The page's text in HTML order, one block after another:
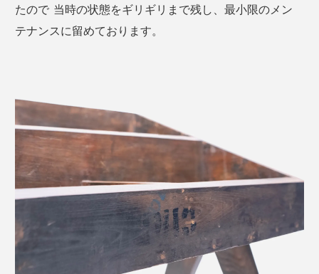
たので 当時の状態をギリギリまで残し、最小限のメン
テナンスに留めております。